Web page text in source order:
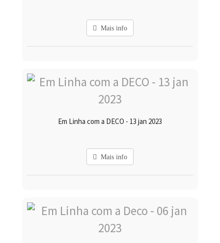
Mais info
Em Linha com a DECO - 13 jan 2023
Mais info